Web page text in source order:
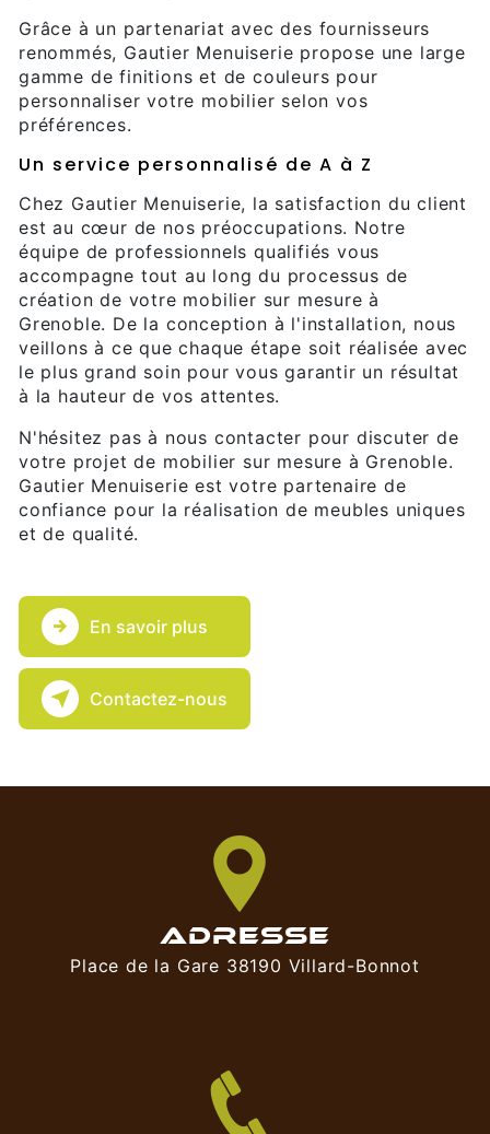
Grâce à un partenariat avec des fournisseurs
renommés, Gautier Menuiserie propose une large
gamme de finitions et de couleurs pour
personnaliser votre mobilier selon vos
préférences.
Un service personnalisé de A à Z
Chez Gautier Menuiserie, la satisfaction du client
est au cœur de nos préoccupations. Notre
équipe de professionnels qualifiés vous
accompagne tout au long du processus de
création de votre mobilier sur mesure à
Grenoble. De la conception à l'installation, nous
veillons à ce que chaque étape soit réalisée avec
le plus grand soin pour vous garantir un résultat
à la hauteur de vos attentes.
N'hésitez pas à nous contacter pour discuter de
votre projet de mobilier sur mesure à Grenoble.
Gautier Menuiserie est votre partenaire de
confiance pour la réalisation de meubles uniques
et de qualité.
En savoir plus
Contactez-nous
ADRESSE
Place de la Gare 38190 Villard-Bonnot